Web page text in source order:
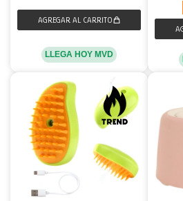
LLEGA HOY MVD